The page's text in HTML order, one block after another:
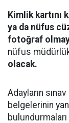
Kimlik kartını
ya da nüfus
fotoğraf
nüfus
olacak.
Adayların
belgelerinin